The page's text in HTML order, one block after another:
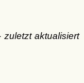
zuletzt aktualisiert